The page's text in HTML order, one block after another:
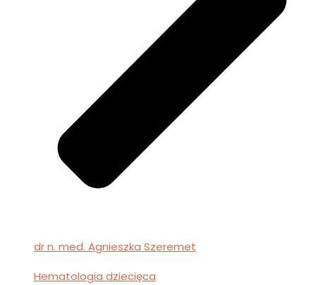
dr n. med. Agnieszka Szeremet
Hematologia dziecięca